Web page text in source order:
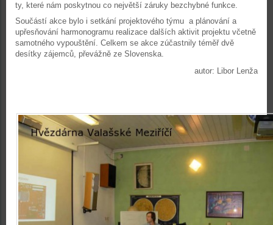
ty, které nám poskytnou co největší záruky bezchybné funkce.
Součástí akce bylo i setkání projektového týmu a plánování a
upřesňování harmonogramu realizace dalších aktivit projektu včetně
samotného vypouštění. Celkem se akce zúčastnily téměř dvě
desítky zájemců, převážně ze Slovenska.
autor: Libor Lenža